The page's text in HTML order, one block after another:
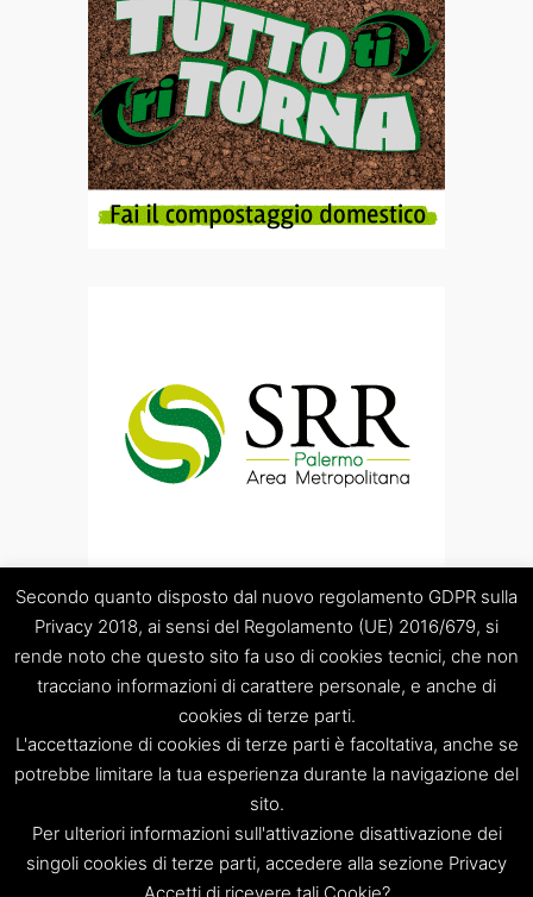
“Società Regolamentazione del servizio di gestione Rifiuti
“Palermo Area Metropolitana” S.C.p.A.
Sede legale: Palermo – Piazza Pretoria 1 – Sede amministrativa:
Palermo – Via Resuttana 360 – Capitale sociale: Euro
120.000,00
PA-309841
Secondo quanto disposto dal nuovo regolamento GDPR sulla
Privacy 2018, ai sensi del Regolamento (UE) 2016/679, si
rende noto che questo sito fa uso di cookies tecnici, che non
tracciano informazioni di carattere personale, e anche di
cookies di terze parti.
L'accettazione di cookies di terze parti è facoltativa, anche se
potrebbe limitare la tua esperienza durante la navigazione del
sito.
Per ulteriori informazioni sull'attivazione disattivazione dei
singoli cookies di terze parti, accedere alla sezione Privacy